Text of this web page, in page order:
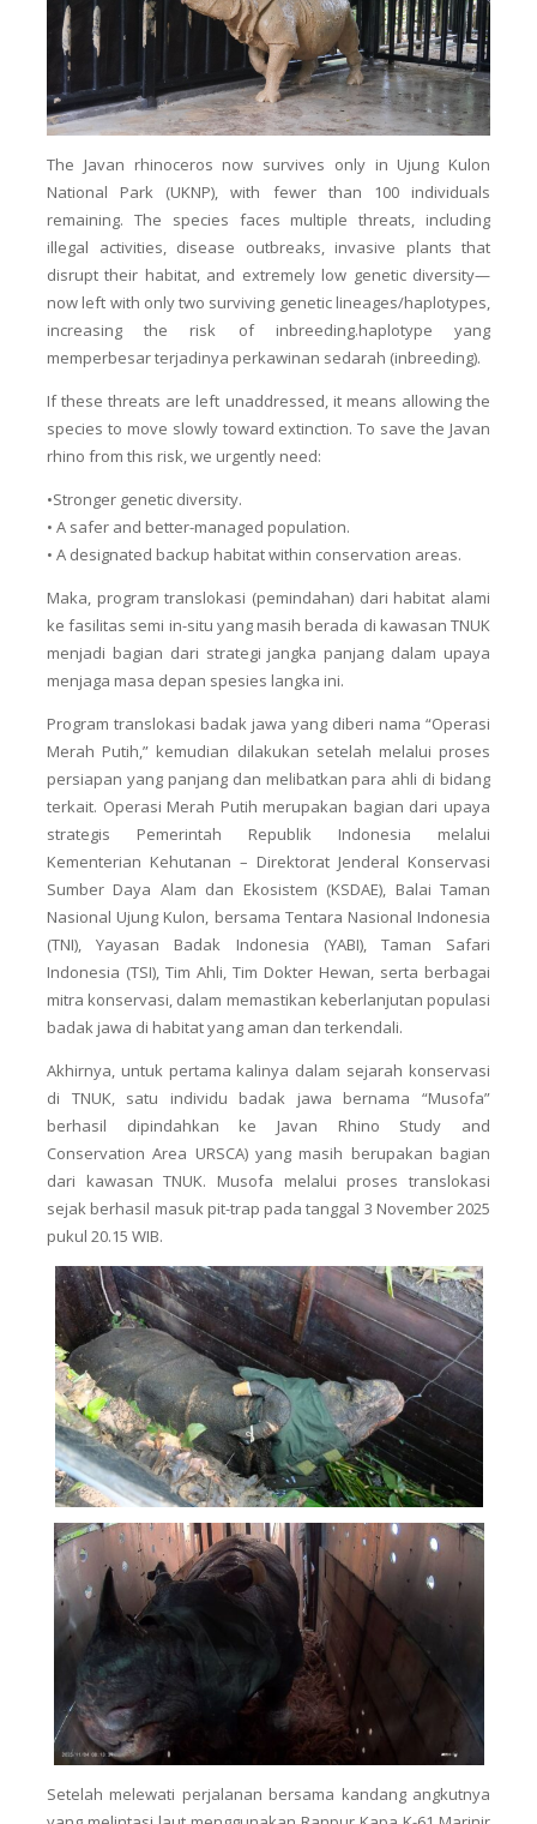
The Javan rhinoceros now survives only in Ujung Kulon
National Park (UKNP), with fewer than 100 individuals
remaining. The species faces multiple threats, including
illegal activities, disease outbreaks, invasive plants that
disrupt their habitat, and extremely low genetic diversity—
now left with only two surviving genetic lineages/haplotypes,
increasing the risk of inbreeding.haplotype yang
memperbesar terjadinya perkawinan sedarah (inbreeding).
If these threats are left unaddressed, it means allowing the
species to move slowly toward extinction. To save the Javan
rhino from this risk, we urgently need:
•Stronger genetic diversity.
• A safer and better-managed population.
• A designated backup habitat within conservation areas.
Maka, program translokasi (pemindahan) dari habitat alami
ke fasilitas semi in-situ yang masih berada di kawasan TNUK
menjadi bagian dari strategi jangka panjang dalam upaya
menjaga masa depan spesies langka ini.
Program translokasi badak jawa yang diberi nama “Operasi
Merah Putih,” kemudian dilakukan setelah melalui proses
persiapan yang panjang dan melibatkan para ahli di bidang
terkait. Operasi Merah Putih merupakan bagian dari upaya
strategis Pemerintah Republik Indonesia melalui
Kementerian Kehutanan – Direktorat Jenderal Konservasi
Sumber Daya Alam dan Ekosistem (KSDAE), Balai Taman
Nasional Ujung Kulon, bersama Tentara Nasional Indonesia
(TNI), Yayasan Badak Indonesia (YABI), Taman Safari
Indonesia (TSI), Tim Ahli, Tim Dokter Hewan, serta berbagai
mitra konservasi, dalam memastikan keberlanjutan populasi
badak jawa di habitat yang aman dan terkendali.
Akhirnya, untuk pertama kalinya dalam sejarah konservasi
di TNUK, satu individu badak jawa bernama “Musofa”
berhasil dipindahkan ke Javan Rhino Study and
Conservation Area URSCA) yang masih berupakan bagian
dari kawasan TNUK. Musofa melalui proses translokasi
sejak berhasil masuk pit-trap pada tanggal 3 November 2025
pukul 20.15 WIB.
Setelah melewati perjalanan bersama kandang angkutnya